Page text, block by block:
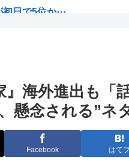
初日で5位か⋯
ラ、おっぱいの揺れがエグ
わってた
事件に長文で私見 性被害
欲”について衝撃告白 「休
』海外進出も
懸念される”ネ
Facebook はて